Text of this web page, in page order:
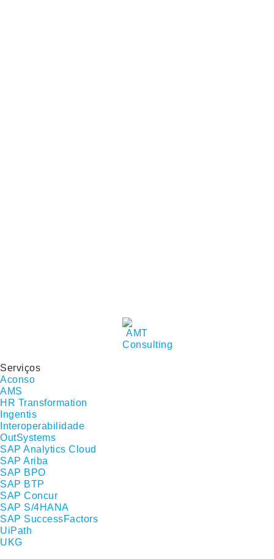
Serviços
Aconso
AMS
HR Transformation
Ingentis
Interoperabilidade
OutSystems
SAP Analytics Cloud
SAP Ariba
SAP BPO
SAP BTP
SAP Concur
SAP S/4HANA
SAP SuccessFactors
UiPath
UKG